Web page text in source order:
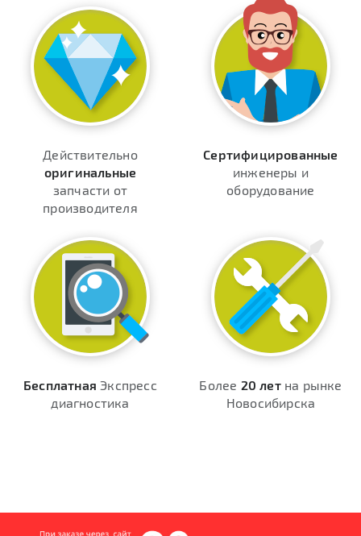
Действительно
оригинальные
запчасти от
производителя
Сертифицированные
инженеры и
оборудование
Бесплатная Экспресс
диагностика
Более 20 летна рынке
Новосибирска